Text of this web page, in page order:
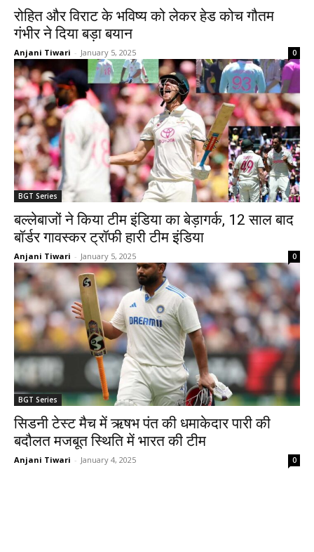
रोहित और विराट के भविष्य को लेकर हेड कोच गौतम
गंभीर ने दिया बड़ा बयान
Anjani Tiwari - January 5, 2025 0
BGT Series
बल्लेबाजों ने किया टीम इंडिया का बेड़ागर्क, 12 साल बाद
बॉर्डर गावस्कर ट्रॉफी हारी टीम इंडिया
Anjani Tiwari - January 5, 2025 0
BGT Series
सिडनी टेस्ट मैच में ऋषभ पंत की धमाकेदार पारी की
बदौलत मजबूत स्थिति में भारत की टीम
Anjani Tiwari - January 4, 2025 0